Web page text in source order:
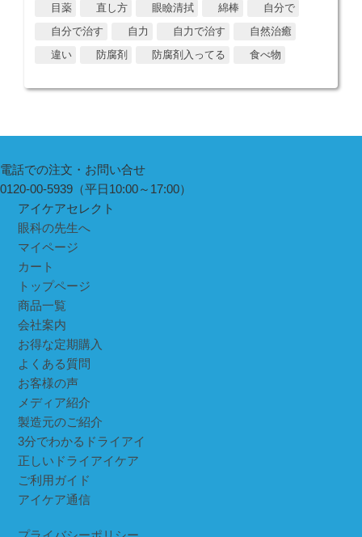
目薬
直し方 眼瞼清拭 綿棒
自分で
自分で治す
自力 自力で治す
自然治癒
違い
防腐剤 防腐剤入ってる 食べ物
電話での注文・お問い合せ
0120-00-5939 （平日10:00～17:00）
アイケアセレクト
眼科の先生へ
マイページ
カート
トップページ
商品一覧
会社案内
お得な定期購入
よくある質問
お客様の声
メディア紹介
製造元のご紹介
3分でわかるドライアイ
正しいドライアイケア
ご利用ガイド
アイケア通信